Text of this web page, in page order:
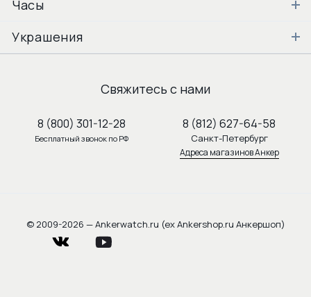
Часы
Украшения
Свяжитесь с нами
8 (800) 301-12-28
Бесплатный звонок по РФ
8 (812) 627-64-58
Санкт-Петербург
Адреса магазинов Анкер
© 2009-2026 — Ankerwatch.ru (ex Ankershop.ru Анкершоп)
vkontakte youtube